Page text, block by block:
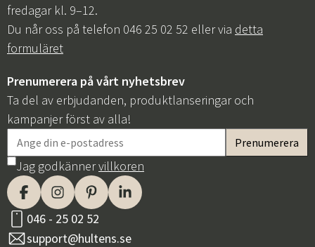
Sverige
Norge
fredagar kl. 9–12.
Du når oss på telefon 046 25 02 52 eller via detta
formuläret
Prenumerera på vårt nyhetsbrev
Ta del av erbjudanden, produktlanseringar och
kampanjer först av alla!
Jag godkännervillkoren
046 - 25 02 52
support@hultens.se